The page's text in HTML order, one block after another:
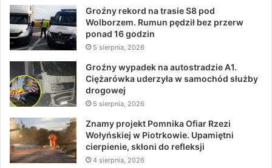
Groźny rekord na trasie S8 pod
Wolborzem. Rumun pędził bez przerw
ponad 16 godzin
5 sierpnia, 2026
Groźny wypadek na autostradzie A1.
Ciężarówka uderzyła w samochód służby
drogowej
5 sierpnia, 2026
Znamy projekt Pomnika Ofiar Rzezi
Wołyńskiej w Piotrkowie. Upamiętni
cierpienie, skłoni do refleksji
4 sierpnia, 2026